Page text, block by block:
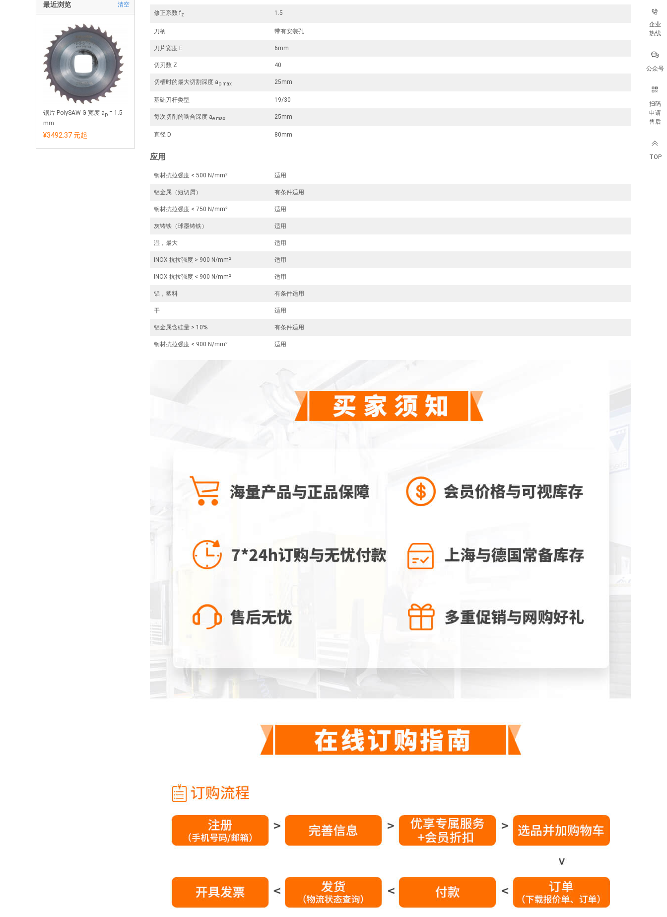
最近浏览 清空
锯片 PolySAW-G 宽度 ap = 1.5
mm
¥3492.37 元起
修正系数 fz 1.5
刀柄 带有安装孔
刀片宽度 E 6mm
切刃数 Z 40
切槽时的最大切割深度 ap max 25mm
基础刀杆类型 19/30
每次切削的啮合深度 ae max 25mm
直径 D 80mm
应用
钢材抗拉强度 < 500 N/mm² 适用
铝金属（短切屑） 有条件适用
钢材抗拉强度 < 750 N/mm² 适用
灰铸铁（球墨铸铁） 适用
湿，最大 适用
INOX 抗拉强度 > 900 N/mm² 适用
INOX 抗拉强度 < 900 N/mm² 适用
铝，塑料 有条件适用
干 适用
铝金属含硅量 > 10% 有条件适用
钢材抗拉强度 < 900 N/mm² 适用
企业
热线
公众号
扫码
申请
售后
TOP